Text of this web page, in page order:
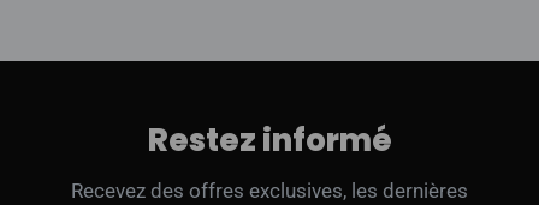
Restez informé
Recevez des offres exclusives, les dernières